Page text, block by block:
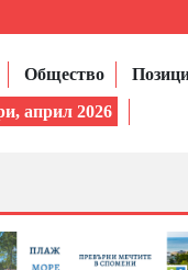
Общество
април 2026